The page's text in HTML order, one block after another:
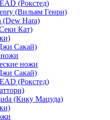
(Рокстед)
(Вильям Генри)
Hara)
Кат)
Сакай)
ножи
ножи
Сакай)
(Рокстед)
(Кику Мацуда)